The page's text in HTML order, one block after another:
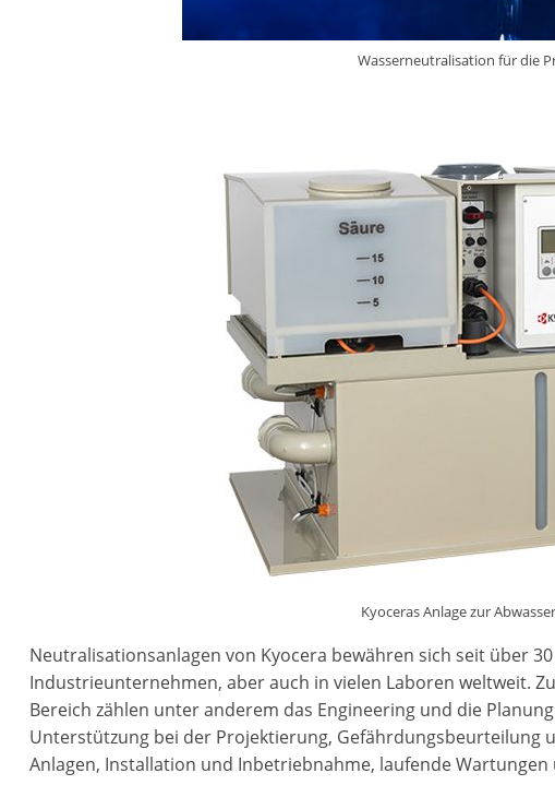
Wasserneutralisation für die
Kyoceras Anlage zur
Neutralisationsanlagen von Kyocera bewähren sich seit über
Industrieunternehmen, aber auch in vielen Laboren weltweit.
Bereich zählen unter anderem das Engineering und die
Unterstützung bei der Projektierung, Gefährdungsbeurteilung
Anlagen, Installation und Inbetriebnahme, laufende Wartungen